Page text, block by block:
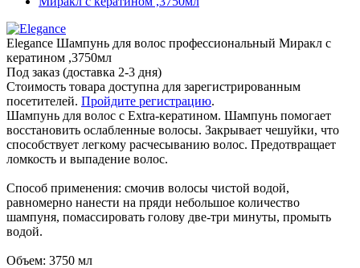
Elegance Шампунь для волос профессиональный Миракл с
кератином ,3750мл
Под заказ (доставка 2-3 дня)
Стоимость товара доступна для зарегистрированным
посетителей. Пройдите регистрацию.
Шампунь для волос с Extra-кератином. Шампунь помогает
восстановить ослабленные волосы. Закрывает чешуйки, что
способствует легкому расчесыванию волос. Предотвращает
ломкость и выпадение волос.
Способ применения: смочив волосы чистой водой,
равномерно нанести на пряди небольшое количество
шампуня, помассировать голову две-три минуты, промыть
водой.
Объем: 3750 мл